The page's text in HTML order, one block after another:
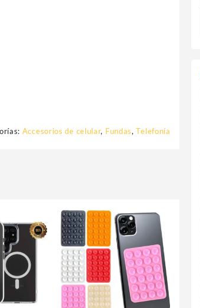
Accesorios de celular, Fundas,Telefonía